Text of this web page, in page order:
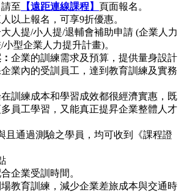
至 【遠距連線課程】 頁面報名。
以上報名，可享9折優惠。
人提/小人提/退輔會補助申請 (企業人力
型企業人力提升計畫)。
企業的訓練需求及預算，提供量身設計
業內的受訓員工，達到教育訓練及實務
訓練成本和學習成效都很經濟實惠，既
員工學習，又能真正提昇企業整體人才
且通過測驗之學員，均可收到《課程證
企業受訓時間。
教育訓練，減少企業差旅成本與交通時